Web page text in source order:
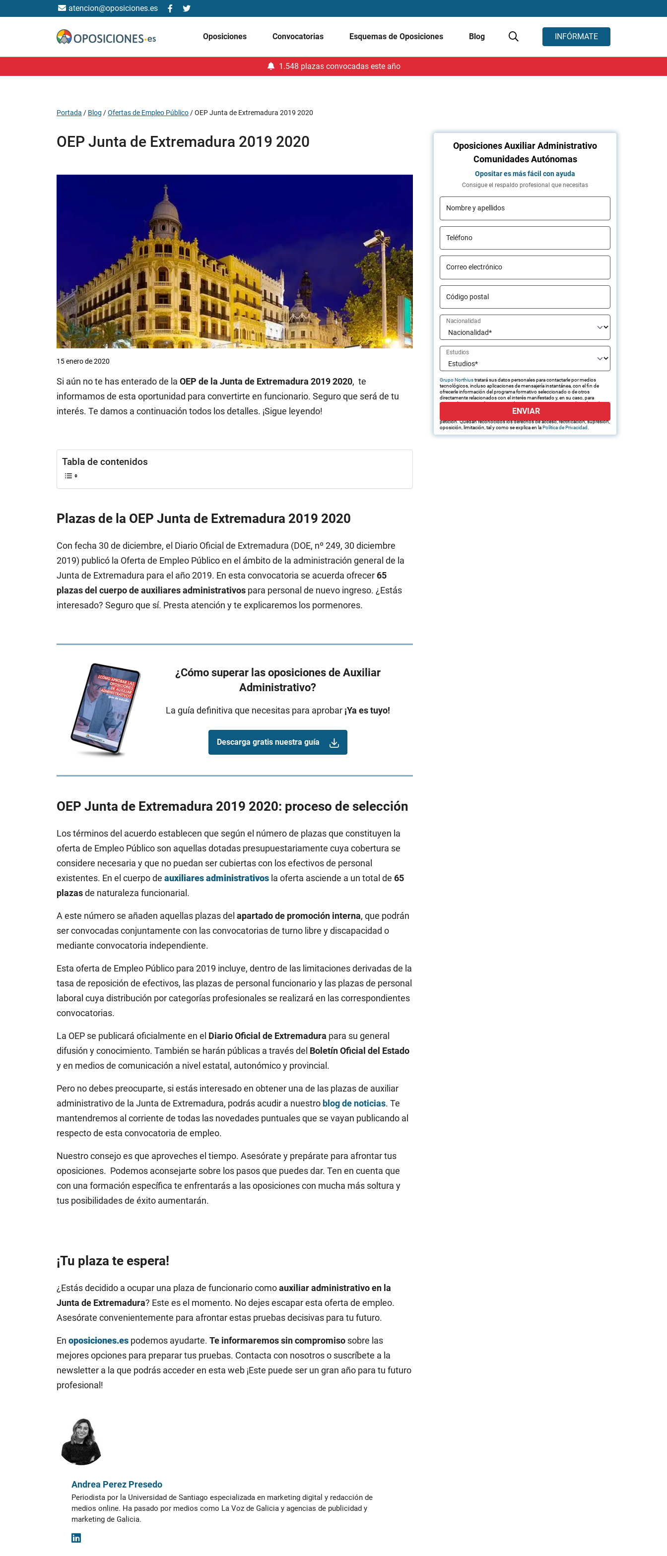
atencion@oposiciones.es
Oposiciones Convocatorias Esquemas de Oposiciones Blog INFÓRMATE
1.548 plazas convocadas este año
Portada / Blog /Ofertas de Empleo Público /OEP Junta de Extremadura 2019 2020
OEP Junta de Extremadura 2019 2020
15 enero de 2020
Si aún no te has enterado de la OEP de la Junta de Extremadura 2019 2020, te
informamos de esta oportunidad para convertirte en funcionario. Seguro que será de tu
interés. Te damos a continuación todos los detalles. ¡Sigue leyendo!
Tabla de contenidos
Plazas de la OEP Junta de Extremadura 2019 2020
Con fecha 30 de diciembre, el Diario Oficial de Extremadura (DOE, nº 249, 30 diciembre
2019) publicó la Oferta de Empleo Público en el ámbito de la administración general de la
Junta de Extremadura para el año 2019. En esta convocatoria se acuerda ofrecer65
plazas del cuerpo de auxiliares administrativos para personal de nuevo ingreso. ¿Estás
interesado? Seguro que sí. Presta atención y te explicaremos los pormenores.
¿Cómo superar las oposiciones de Auxiliar
Administrativo?
La guía definitiva que necesitas para aprobar ¡Ya es tuyo!
Descarga gratis nuestra guía
OEP Junta de Extremadura 2019 2020: proceso de selección
Los términos del acuerdo establecen que según el número de plazas que constituyen la
oferta de Empleo Público son aquellas dotadas presupuestariamente cuya cobertura se
considere necesaria y que no puedan ser cubiertas con los efectivos de personal
existentes. En el cuerpo de auxiliares administrativos la oferta asciende a un total de 65
plazasde naturaleza funcionarial.
A este número se añaden aquellas plazas del apartado de promoción interna, que podrán
ser convocadas conjuntamente con las convocatorias de turno libre y discapacidad o
mediante convocatoria independiente.
Esta oferta de Empleo Público para 2019 incluye, dentro de las limitaciones derivadas de la
tasa de reposición de efectivos, las plazas de personal funcionario y las plazas de personal
laboral cuya distribución por categorías profesionales se realizará en las correspondientes
convocatorias.
La OEP se publicará oficialmente en el Diario Oficial de Extremadura para su general
difusión y conocimiento. También se harán públicas a través del Boletín Oficial del Estado
y en medios de comunicación a nivel estatal, autonómico y provincial.
Pero no debes preocuparte, si estás interesado en obtener una de las plazas de auxiliar
administrativo de la Junta de Extremadura, podrás acudir a nuestro blog de noticias. Te
mantendremos al corriente de todas las novedades puntuales que se vayan publicando al
respecto de esta convocatoria de empleo.
Nuestro consejo es que aproveches el tiempo. Asesórate y prepárate para afrontar tus
oposiciones. Podemos aconsejarte sobre los pasos que puedes dar. Ten en cuenta que
con una formación específica te enfrentarás a las oposiciones con mucha más soltura y
tus posibilidades de éxito aumentarán.
¡Tu plaza te espera!
¿Estás decidido a ocupar una plaza de funcionario comoauxiliar administrativo en la
Junta de Extremadura? Este es el momento. No dejes escapar esta oferta de empleo.
Asesórate convenientemente para afrontar estas pruebas decisivas para tu futuro.
En oposiciones.es podemos ayudarte. Te informaremos sin compromiso sobre las
mejores opciones para preparar tus pruebas. Contacta con nosotros o suscríbete a la
newsletter a la que podrás acceder en esta web ¡Este puede ser un gran año para tu futuro
profesional!
Andrea Perez Presedo
Periodista por la Universidad de Santiago especializada en marketing digital y redacción de
medios online. Ha pasado por medios como La Voz de Galicia y agencias de publicidad y
marketing de Galicia.
Oposiciones Auxiliar Administrativo
Comunidades Autónomas
Opositar es más fácil con ayuda
Consigue el respaldo profesional que necesitas
Nombre y apellidos
Teléfono
Correo electrónico
Código postal
Nacionalidad
Estudios
Grupo Northiustratará sus datos personales para contactarle por medios
tecnológicos, incluso aplicaciones de mensajería instantánea, con el fin de
ofrecerle información del programa formativo seleccionado o de otros
directamente relacionados con el interés manifestado y, en su caso, para
tramitar la contratación correspondiente. Compartiremos su solicitud con las
Grupo Northius , con el objeto de que estas
puedan hacerle llegar la mejor oferta de productos y servicios de acuerdo a su
petición. Quedan reconocidos los derechos de acceso, rectificación, supresión,
oposición, limitación, tal y como se explica en laPolítica de Privacidad
ENVIAR